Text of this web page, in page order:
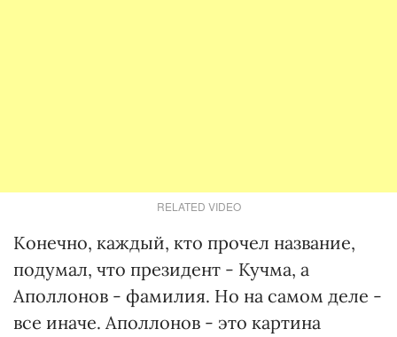
RELATED VIDEO
Конечно, каждый, кто прочел название,
подумал, что президент - Кучма, а
Аполлонов - фамилия. Но на самом деле -
все иначе. Аполлонов - это картина